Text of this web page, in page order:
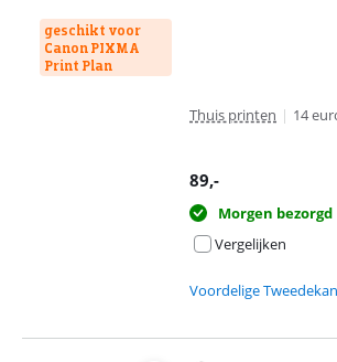
geschikt voor
Canon PIXMA
Print Plan
Thuis printen | 14
89,-
Morgen bezorgd
Vergelijken
Voordelige